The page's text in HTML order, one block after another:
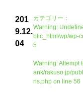
201
9.12.
04
カテゴリー：
Warning:
blic_html/wp/wp-
5
Warning: Attempt
ank/rakuso.jp/
ns.phpon line 56